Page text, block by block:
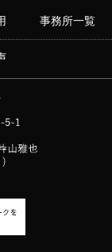
事務所一覧